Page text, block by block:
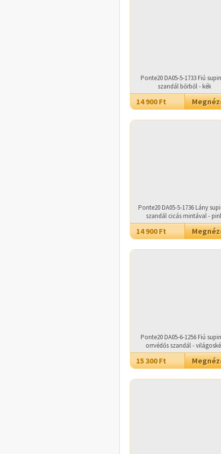
Ponte20 DA05-5-1733 Fiú
szandál bőrből - kék
14 900 Ft
Ponte20 DA05-5-1736 Lány
szandál cicás mintával -
14 900 Ft
Ponte20 DA05-6-1256 Fiú
orrvédős szandál -
15 300 Ft